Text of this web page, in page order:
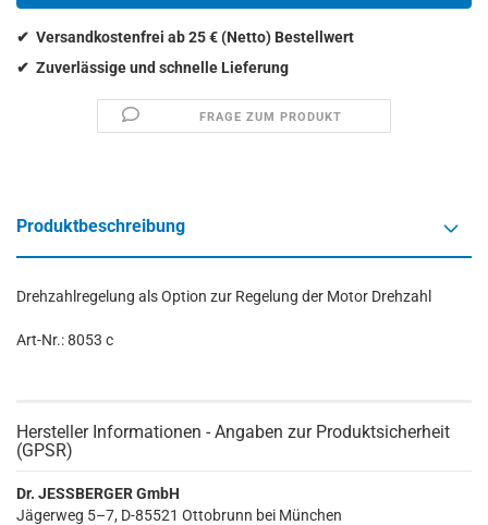
FRAGE ZUM PRODUKT
Produktbeschreibung
Drehzahlregelung als Option zur Regelung der Motor Drehzahl
Art-Nr.: 8053 c
Hersteller Informationen - Angaben zur Produktsicherheit
(GPSR)
Dr. JESSBERGER GmbH
Jägerweg 5–7, D-85521 Ottobrunn bei München